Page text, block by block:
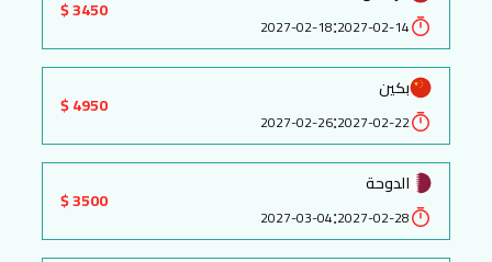
2027-02-14
:
2027-02-18
3450 $
بكين
2027-02-22
:
2027-02-26
4950 $
الدوحة
2027-02-28
:
2027-03-04
3500 $